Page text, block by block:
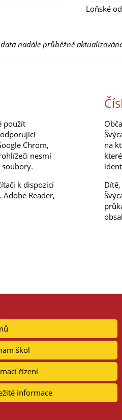
Loňské
nadále průběžně
použít
Chrom,
nesmí
soubory.
k dispozici
Reader,
na
škol
řízení
informace